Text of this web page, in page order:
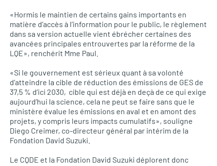
«Hormis le maintien de certains gains importants en
matière d’accès à l’information pour le public, le règlement
dans sa version actuelle vient ébrécher certaines des
avancées principales entrouvertes par la réforme de la
LQE», renchérit Mme Paul.
«Si le gouvernement est sérieux quant à sa volonté
d’atteindre la cible de réduction des émissions de GES de
37,5 % d’ici 2030, cible qui est déjà en deçà de ce qui exige
aujourd’hui la science, cela ne peut se faire sans que le
ministère évalue les émissions en aval et en amont des
projets, y compris leurs impacts cumulatifs», souligne
Diego Creimer, co-directeur général par intérim de la
Fondation David Suzuki.
Le CQDE et la Fondation David Suzuki déplorent donc